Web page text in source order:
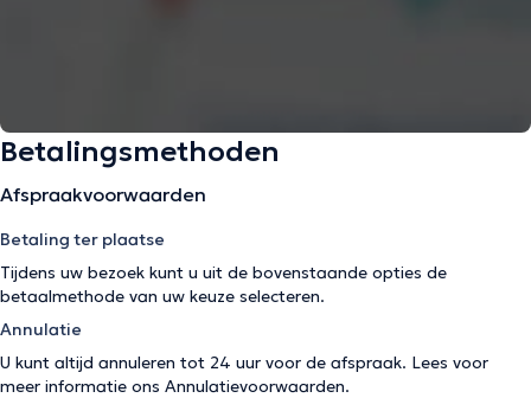
Betalingsmethoden
Afspraakvoorwaarden
Betaling ter plaatse
Tijdens uw bezoek kunt u uit de bovenstaande opties de
betaalmethode van uw keuze selecteren.
Annulatie
U kunt altijd annuleren tot 24 uur voor de afspraak. Lees voor
meer informatie ons Annulatievoorwaarden.